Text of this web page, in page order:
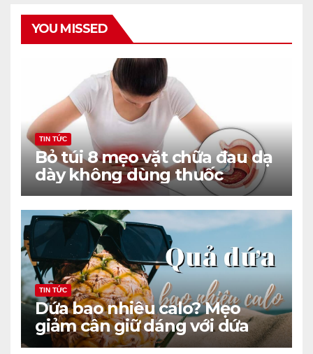
YOU MISSED
TIN TỨC
Bỏ túi 8 mẹo vặt chữa đau dạ
dày không dùng thuốc
TIN TỨC
Dứa bao nhiêu calo? Mẹo
giảm cân giữ dáng với dứa
hiệu quả